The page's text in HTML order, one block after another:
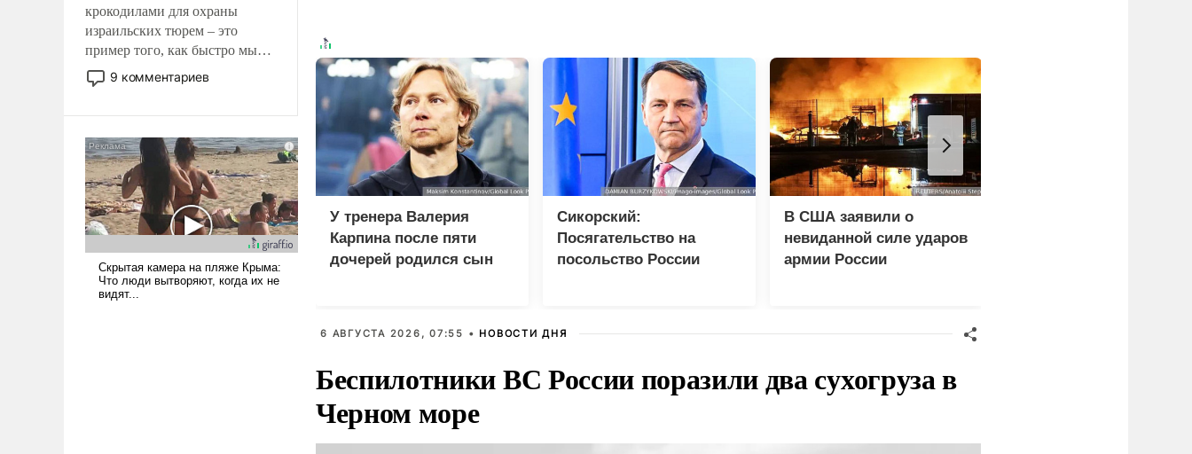
крокодилами для охраны
израильских тюрем – это
пример того, как быстро мы
двигаемся по пути
революционных изменений.
псевдонаучной фантастики,
стало всерьез обсуждаемой
идеей.
9 комментариев
У тренера Валерия
Карпина после пяти
дочерей родился сын
Сикорский:
Посягательство на
посольство России
В США заявили о
невиданной силе ударов
армии России
6 АВГУСТА 2026, 07:55 • НОВОСТИ ДНЯ
Беспилотники ВС России поразили два сухогруза в
Черном море